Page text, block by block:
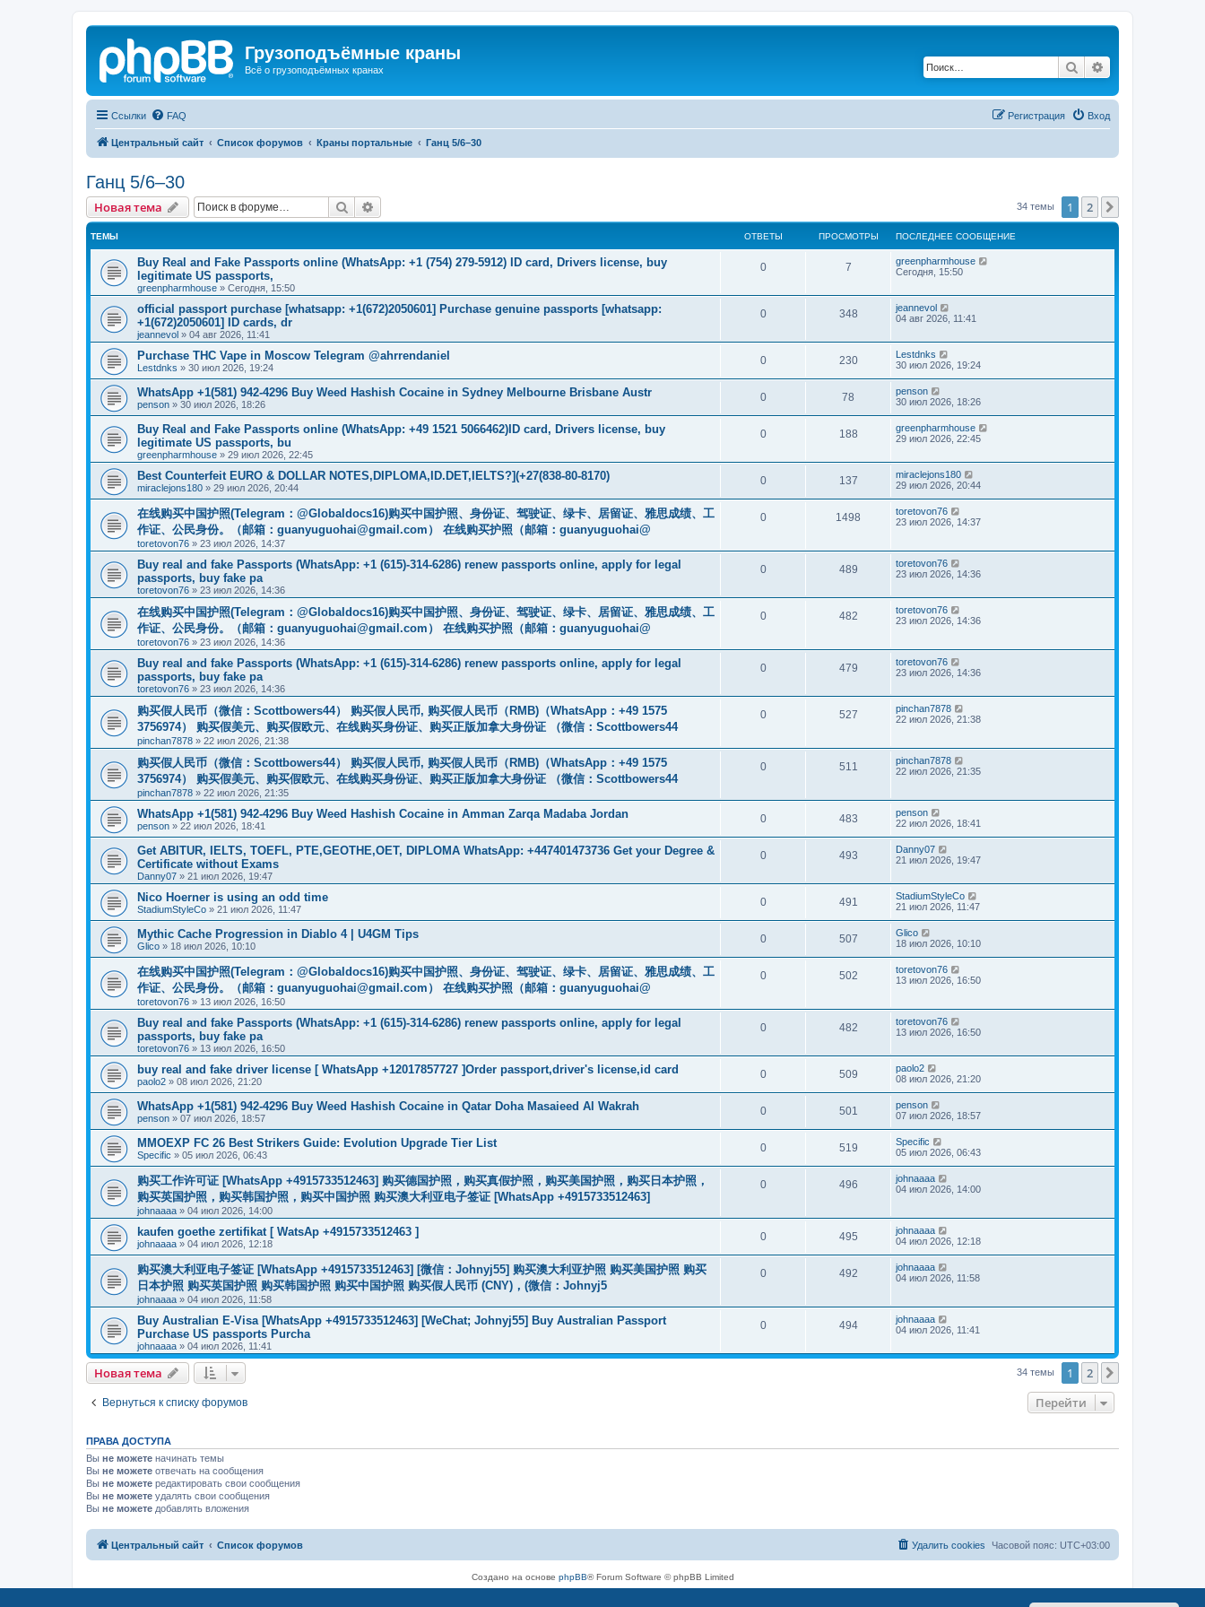
Грузоподъёмные краны
Всё о грузоподъёмных кранах Поиск
Ссылки FAQ Вход
Регистрация
Центральный сайт Список форумов Краны портальные Ганц 5/6–30
Ганц 5/6–30
Новая тема Поиск 34 темы 1 2
ТЕМЫ ОТВЕТЫ ПРОСМОТРЫ ПОСЛЕДНЕЕ СООБЩЕНИЕ
Buy Real and Fake Passports online (WhatsApp: +1 (754) 279-5912) ID card, Drivers license, buy
legitimate US passports,
greenpharmhouse » Сегодня, 15:50
0 7
greenpharmhouse
Сегодня, 15:50
official passport purchase [whatsapp: +1(672)2050601] Purchase genuine passports [whatsapp:
+1(672)2050601] ID cards, dr
jeannevol » 04 авг 2026, 11:41
0 348
jeannevol
04 авг 2026, 11:41
Purchase THC Vape in Moscow Telegram @ahrrendaniel
Lestdnks » 30 июл 2026, 19:24
0 230
Lestdnks
30 июл 2026, 19:24
WhatsApp +1(581) 942-4296 Buy Weed Hashish Cocaine in Sydney Melbourne Brisbane Austr
penson » 30 июл 2026, 18:26
0 78
penson
30 июл 2026, 18:26
Buy Real and Fake Passports online (WhatsApp: +49 1521 5066462)ID card, Drivers license, buy
legitimate US passports, bu
greenpharmhouse » 29 июл 2026, 22:45
0 188
greenpharmhouse
29 июл 2026, 22:45
Best Counterfeit EURO & DOLLAR NOTES,DIPLOMA,ID.DET,IELTS?](+27(838-80-8170)
miraclejons180 » 29 июл 2026, 20:44
0 137
miraclejons180
29 июл 2026, 20:44
在线购买中国护照(Telegram：@Globaldocs16)购买中国护照、身份证、驾驶证、绿卡、居留证、雅思成绩、工
作证、公民身份。（邮箱： guanyuguohai@gmail.com ） 在线购买护照（邮箱：guanyuguohai@
toretovon76 » 23 июл 2026, 14:37
0 1498
toretovon76
23 июл 2026, 14:37
Buy real and fake Passports (WhatsApp: +1 (615)-314-6286) renew passports online, apply for legal
passports, buy fake pa
toretovon76 » 23 июл 2026, 14:36
0 489
toretovon76
23 июл 2026, 14:36
在线购买中国护照(Telegram：@Globaldocs16)购买中国护照、身份证、驾驶证、绿卡、居留证、雅思成绩、工
作证、公民身份。（邮箱： guanyuguohai@gmail.com ） 在线购买护照（邮箱：guanyuguohai@
toretovon76 » 23 июл 2026, 14:36
0 482
toretovon76
23 июл 2026, 14:36
Buy real and fake Passports (WhatsApp: +1 (615)-314-6286) renew passports online, apply for legal
passports, buy fake pa
toretovon76 » 23 июл 2026, 14:36
0 479
toretovon76
23 июл 2026, 14:36
购买假人民币（微信：Scottbowers44） 购买假人民币, 购买假人民币（RMB)（WhatsApp：+49 1575
3756974） 购买假美元、购买假欧元、在线购买身份证、购买正版加拿大身份证 （微信：Scottbowers44
pinchan7878 » 22 июл 2026, 21:38
0 527
pinchan7878
22 июл 2026, 21:38
购买假人民币（微信：Scottbowers44） 购买假人民币, 购买假人民币（RMB)（WhatsApp：+49 1575
3756974） 购买假美元、购买假欧元、在线购买身份证、购买正版加拿大身份证 （微信：Scottbowers44
pinchan7878 » 22 июл 2026, 21:35
0 511
pinchan7878
22 июл 2026, 21:35
WhatsApp +1(581) 942-4296 Buy Weed Hashish Cocaine in Amman Zarqa Madaba Jordan
penson » 22 июл 2026, 18:41
0 483
penson
22 июл 2026, 18:41
Get ABITUR, IELTS, TOEFL, PTE,GEOTHE,OET, DIPLOMA WhatsApp: +447401473736 Get your Degree &
Certificate without Exams
Danny07 » 21 июл 2026, 19:47
0 493
Danny07
21 июл 2026, 19:47
Nico Hoerner is using an odd time
StadiumStyleCo » 21 июл 2026, 11:47
0 491
StadiumStyleCo
21 июл 2026, 11:47
Mythic Cache Progression in Diablo 4 | U4GM Tips
Glico » 18 июл 2026, 10:10
0 507
Glico
18 июл 2026, 10:10
在线购买中国护照(Telegram：@Globaldocs16)购买中国护照、身份证、驾驶证、绿卡、居留证、雅思成绩、工
作证、公民身份。（邮箱： guanyuguohai@gmail.com ） 在线购买护照（邮箱：guanyuguohai@
toretovon76 » 13 июл 2026, 16:50
0 502
toretovon76
13 июл 2026, 16:50
Buy real and fake Passports (WhatsApp: +1 (615)-314-6286) renew passports online, apply for legal
passports, buy fake pa
toretovon76 » 13 июл 2026, 16:50
0 482
toretovon76
13 июл 2026, 16:50
buy real and fake driver license [ WhatsApp +12017857727 ]Order passport,driver's license,id card
paolo2 » 08 июл 2026, 21:20
0 509
paolo2
08 июл 2026, 21:20
WhatsApp +1(581) 942-4296 Buy Weed Hashish Cocaine in Qatar Doha Masaieed Al Wakrah
penson » 07 июл 2026, 18:57
0 501
penson
07 июл 2026, 18:57
MMOEXP FC 26 Best Strikers Guide: Evolution Upgrade Tier List
Specific » 05 июл 2026, 06:43
0 519
Specific
05 июл 2026, 06:43
购买工作许可证 [WhatsApp +4915733512463] 购买德国护照，购买真假护照，购买美国护照，购买日本护照，
购买英国护照，购买韩国护照，购买中国护照 购买澳大利亚电子签证 [WhatsApp +4915733512463]
johnaaaa » 04 июл 2026, 14:00
0 496
johnaaaa
04 июл 2026, 14:00
kaufen goethe zertifikat [ WatsAp +4915733512463 ]
johnaaaa » 04 июл 2026, 12:18
0 495
johnaaaa
04 июл 2026, 12:18
购买澳大利亚电子签证 [WhatsApp +4915733512463] [微信：Johnyj55] 购买澳大利亚护照 购买美国护照 购买
日本护照 购买英国护照 购买韩国护照 购买中国护照 购买假人民币 (CNY)，(微信：Johnyj5
johnaaaa » 04 июл 2026, 11:58
0 492
johnaaaa
04 июл 2026, 11:58
Buy Australian E-Visa [WhatsApp +4915733512463] [WeChat; Johnyj55] Buy Australian Passport
Purchase US passports Purcha
johnaaaa » 04 июл 2026, 11:41
0 494
johnaaaa
04 июл 2026, 11:41
Новая тема 34 темы 1 2
Вернуться к списку форумов Перейти
ПРАВА ДОСТУПА
Вы не можете начинать темы
Вы не можете отвечать на сообщения
Вы не можете редактировать свои сообщения
Вы не можете удалять свои сообщения
Вы не можете добавлять вложения
Центральный сайт Список форумов Часовой пояс: UTC+03:00
Удалить cookies
Создано на основе phpBB® Forum Software © phpBB Limited